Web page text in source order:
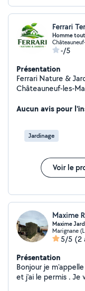
Ferrari
Homme
-/5
Présentation
Ferrari Nature & Jardin Auto-entrepreneur
Châteauneuf-les-
et vos petits travaux. Tonte de pelouse Taille de
allées Évacuation des
meubles Petits travaux de bricolage, plomberie et
Intervention rapide. Pour un devis, envoyez quelques
photos de votre projet par mail
éligibles au crédit
Aucun avis pour
Jardinage
Voir le
Maxime
Maxime
Marignane
5/5 (2
Présentation
Bonjour je
et j'ai le permis . Je vous propose mes services , les